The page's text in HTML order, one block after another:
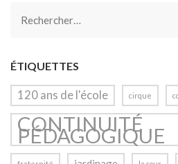
Rechercher :
ÉTIQUETTES
120 ans de l'école cirque
CONTINUITÉ
PÉDAGOGIQUE